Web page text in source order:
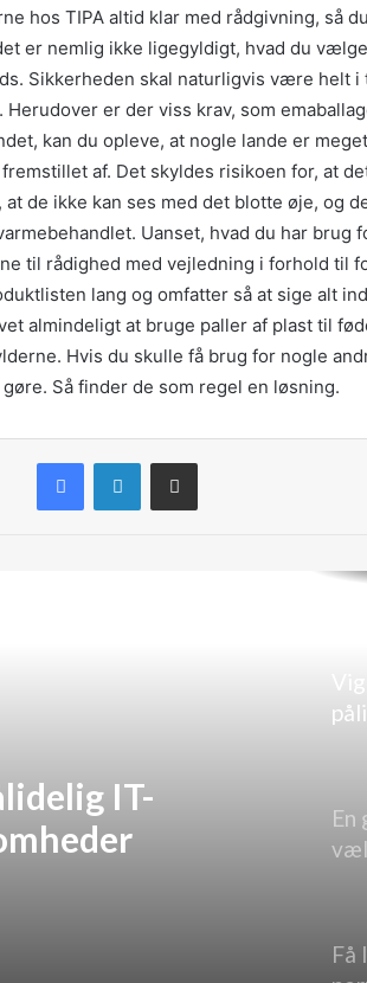
hos TIPA altid klar med rådgivning, så
er nemlig ikke ligegyldigt, hvad du
Sikkerheden skal naturligvis være helt i
er der viss krav, som
kan du opleve, at nogle lande er
af. Det skyldes risikoen for, at
at de ikke kan ses med det blotte øje, og
Uanset, hvad du har brug
til rådighed med vejledning i forhold til
lang og omfatter så at sige alt
almindeligt at bruge paller af plast til
Hvis du skulle få brug for nogle
Så finder de som regel en løsning.
FacebookLinkedInDel via e-mail
IT-
En
Få